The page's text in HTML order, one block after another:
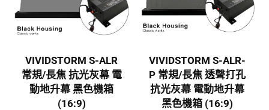
VIVIDSTORM S-ALR
常規/長焦 抗光灰幕 電
動地升幕 黑色機箱
(16:9)
VIVIDSTORM S-ALR-
P 常規/長焦 透聲打孔
抗光灰幕 電動地升幕
黑色機箱 (16:9)